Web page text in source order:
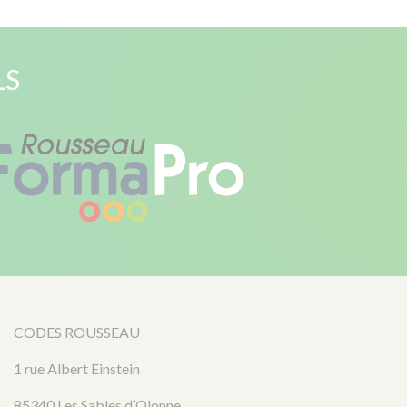
CODES ROUSSEAU
1 rue Albert Einstein